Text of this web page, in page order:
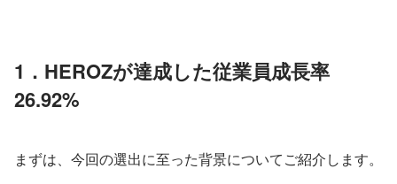
1．HEROZが達成した従業員成長率
26.92%
まずは、今回の選出に至った背景についてご紹介します。